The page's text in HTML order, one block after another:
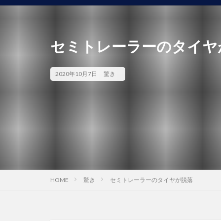
セミトレーラーのタイ
2020年10月7日 驚き
HOME 驚き セミトレーラーのタイヤが脱落